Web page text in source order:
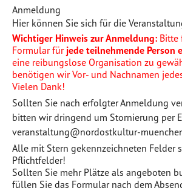
Anmeldung
Hier können Sie sich für die
Wichtiger Hinweis zur Anmeldung: Bitte
Formular für jede teilnehmende Person
eine reibungslose Organisation zu
benötigen wir Vor- und Nachnamen
Vielen Dank!
Sollten Sie nach erfolgter Anmeldung
bitten wir dringend um Stornierung per
veranstaltung@nordostkultur-
Alle mit Stern gekennzeichneten Felder
Pflichtfelder!
Sollten Sie mehr Plätze als angeboten
füllen Sie das Formular nach dem